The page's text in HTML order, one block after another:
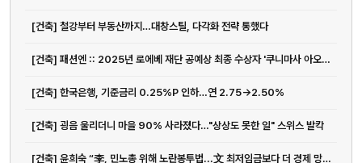
[건축] 철강부터 부동산까지…대창스틸, 다각화 전략 통했다
[건축] 패션엔 :: 2025년 로에베 재단 공예상 최종 수상자 '쿠니마사 아오키' 선정
[건축] 한국은행, 기준금리 0.25%P 인하…연 2.75→2.50%
[건축] 굉음 울리더니 마을 90% 사라졌다…"상상도 못한 일" 스위스 발칵
[건축] 윤희숙 “李, 민노총 위해 노란봉투법...文 최저임금보다 더 경제 망칠 것”